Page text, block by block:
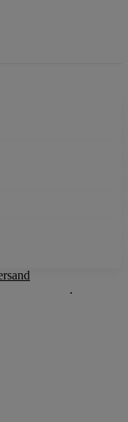
.